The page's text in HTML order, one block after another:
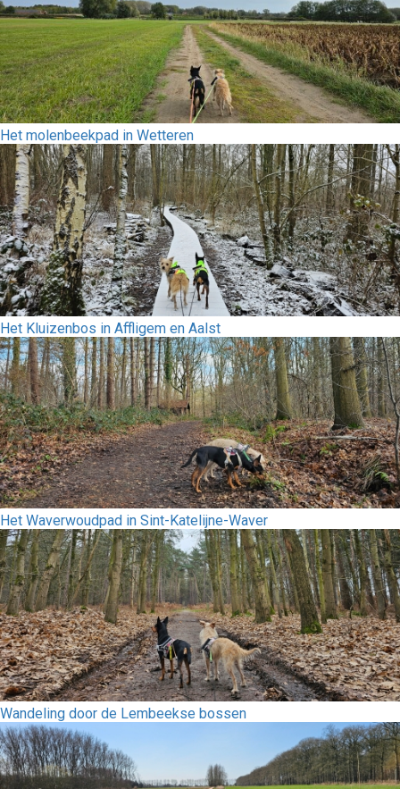
Het molenbeekpad in Wetteren
Het Kluizenbos in Affligem en Aalst
Het Waverwoudpad in Sint-Katelijne-Waver
Wandeling door de Lembeekse bossen